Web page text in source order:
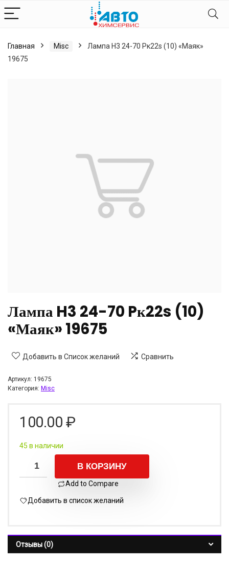
Главная Misc
Лампа H3 24-70 Pк22s (10) «Маяк»
19675
Лампа H3 24-70 Pк22s (10)
«Маяк» 19675
Добавить в Список желаний Сравнить
Артикул: 19675
Категория: Misc
100.00 ₽
45 в наличии
В КОРЗИНУ
Add to Compare
Добавить в список желаний
Отзывы (0)